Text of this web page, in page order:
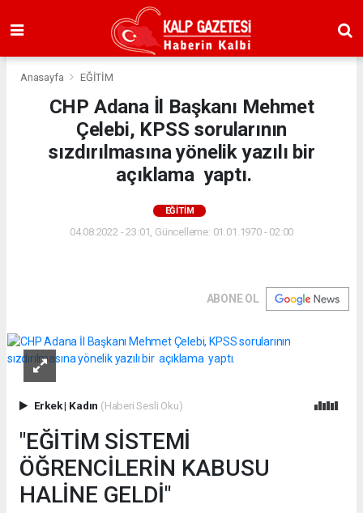
Anasayfa EĞİTİM
CHP Adana İl Başkanı Mehmet
Çelebi, KPSS sorularının
sızdırılmasına yönelik yazılı bir
açıklama yaptı.
EĞİTİM
04.08.2022 - 23:01, Güncelleme: 01.01.1970 - 02:00
ABONE OL
Erkek| Kadın (Haberi Sesli Oku)
"EĞİTİM SİSTEMİ
ÖĞRENCİLERİN KABUSU
HALİNE GELDİ"